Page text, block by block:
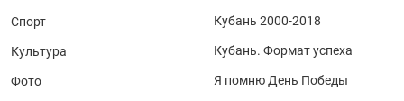
Спорт
Культура
Фото
Кубань 2000-2018
Кубань. Формат успеха
Я помню День Победы